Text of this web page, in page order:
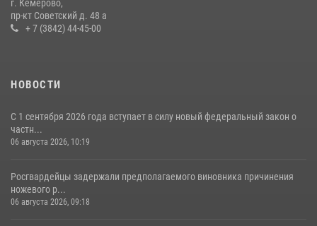
16 июля 2026, 06:43
г. Кемерово,
пр-кт Советский д. 48 а
+ 7 (3842) 44-45-00
НОВОСТИ
С 1 сентября 2026 года вступает в силу новый федеральный закон о
частн...
06 августа 2026, 10:19
Росгвардейцы задержали предполагаемого виновника причинения
ножевого р...
06 августа 2026, 09:18